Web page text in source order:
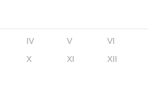
IV V
VI
X XI XII